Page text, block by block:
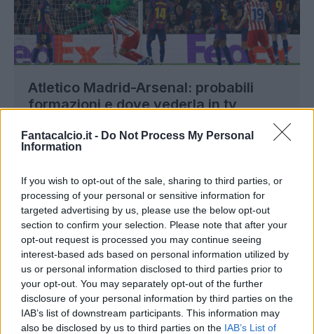
Fantacalcio.it - Do Not Process My Personal
Information
If you wish to opt-out of the sale, sharing to third parties, or
processing of your personal or sensitive information for
targeted advertising by us, please use the below opt-out
section to confirm your selection. Please note that after your
opt-out request is processed you may continue seeing
interest-based ads based on personal information utilized by
us or personal information disclosed to third parties prior to
your opt-out. You may separately opt-out of the further
disclosure of your personal information by third parties on the
IAB’s list of downstream participants. This information may
also be disclosed by us to third parties on the IAB’s List of
Atletico Madrid-Arsenal: probabili
formazioni e dove vederla in tv
Tutte le info sull'andata delle semifinali di
Champions
29/04/2026 - 11:32
Gianmarco Della Ragione